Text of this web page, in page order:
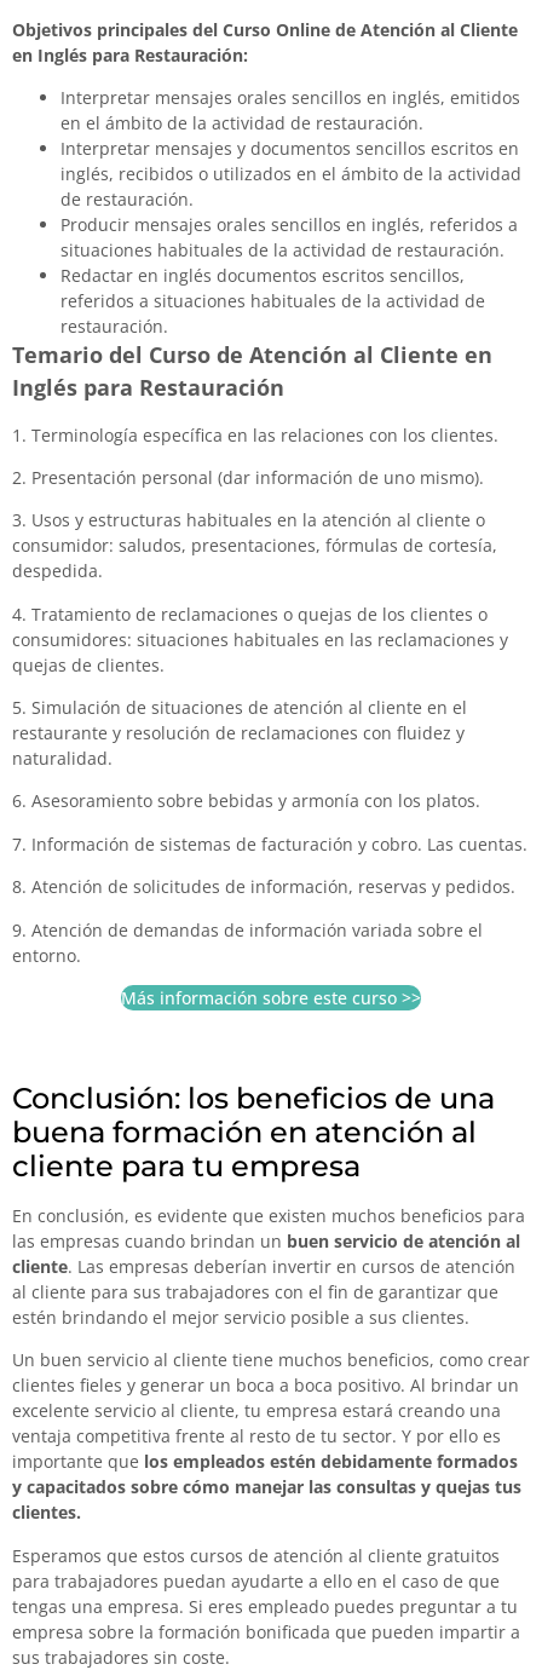
Objetivos principales del Curso Online de Atención al Cliente
en Inglés para Restauración:
Interpretar mensajes orales sencillos en inglés, emitidos
en el ámbito de la actividad de restauración.
Interpretar mensajes y documentos sencillos escritos en
inglés, recibidos o utilizados en el ámbito de la actividad
de restauración.
Producir mensajes orales sencillos en inglés, referidos a
situaciones habituales de la actividad de restauración.
Redactar en inglés documentos escritos sencillos,
referidos a situaciones habituales de la actividad de
restauración.
Temario del Curso de Atención al Cliente en
Inglés para Restauración
1. Terminología específica en las relaciones con los clientes.
2. Presentación personal (dar información de uno mismo).
3. Usos y estructuras habituales en la atención al cliente o
consumidor: saludos, presentaciones, fórmulas de cortesía,
despedida.
4. Tratamiento de reclamaciones o quejas de los clientes o
consumidores: situaciones habituales en las reclamaciones y
quejas de clientes.
5. Simulación de situaciones de atención al cliente en el
restaurante y resolución de reclamaciones con fluidez y
naturalidad.
6. Asesoramiento sobre bebidas y armonía con los platos.
7. Información de sistemas de facturación y cobro. Las cuentas.
8. Atención de solicitudes de información, reservas y pedidos.
9. Atención de demandas de información variada sobre el
entorno.
Más información sobre este curso >>
Conclusión: los beneficios de una
buena formación en atención al
cliente para tu empresa
En conclusión, es evidente que existen muchos beneficios para
las empresas cuando brindan un buen servicio de atención al
cliente. Las empresas deberían invertir en cursos de atención
al cliente para sus trabajadores con el fin de garantizar que
estén brindando el mejor servicio posible a sus clientes.
Un buen servicio al cliente tiene muchos beneficios, como crear
clientes fieles y generar un boca a boca positivo. Al brindar un
excelente servicio al cliente, tu empresa estará creando una
ventaja competitiva frente al resto de tu sector. Y por ello es
importante que los empleados estén debidamente formados
y capacitados sobre cómo manejar las consultas y quejas tus
clientes.
Esperamos que estos cursos de atención al cliente gratuitos
para trabajadores puedan ayudarte a ello en el caso de que
tengas una empresa. Si eres empleado puedes preguntar a tu
empresa sobre la formación bonificada que pueden impartir a
sus trabajadores sin coste.